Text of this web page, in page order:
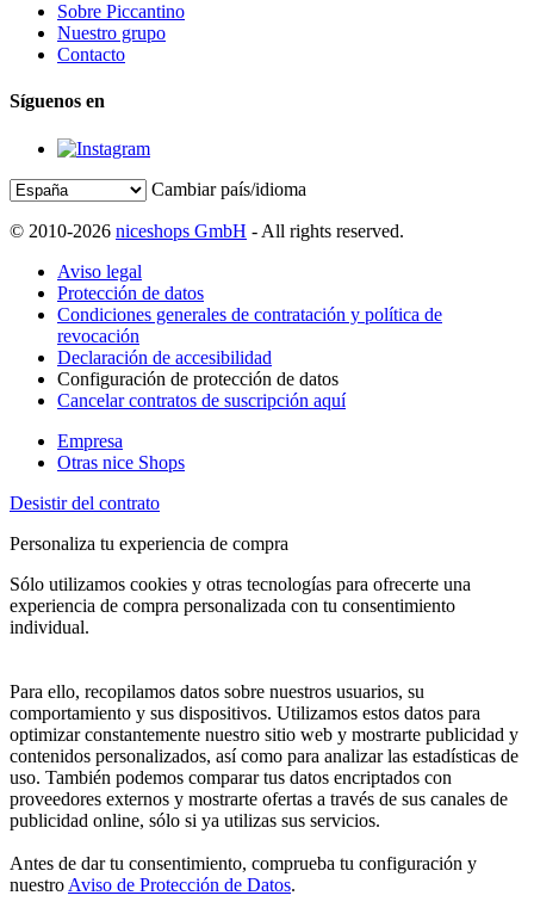
Sobre Piccantino
Nuestro grupo
Contacto
Síguenos en
Cambiar país/idioma
© 2010-2026 niceshops GmbH - All rights reserved.
Aviso legal
Protección de datos
Condiciones generales de contratación y política de
revocación
Declaración de accesibilidad
Configuración de protección de datos
Cancelar contratos de suscripción aquí
Empresa
Otras nice Shops
Desistir del contrato
Personaliza tu experiencia de compra
Sólo utilizamos cookies y otras tecnologías para ofrecerte una
experiencia de compra personalizada con tu consentimiento
individual.
Para ello, recopilamos datos sobre nuestros usuarios, su
comportamiento y sus dispositivos. Utilizamos estos datos para
optimizar constantemente nuestro sitio web y mostrarte publicidad y
contenidos personalizados, así como para analizar las estadísticas de
uso. También podemos comparar tus datos encriptados con
proveedores externos y mostrarte ofertas a través de sus canales de
publicidad online, sólo si ya utilizas sus servicios.
Antes de dar tu consentimiento, comprueba tu configuración y
nuestro Aviso de Protección de Datos.